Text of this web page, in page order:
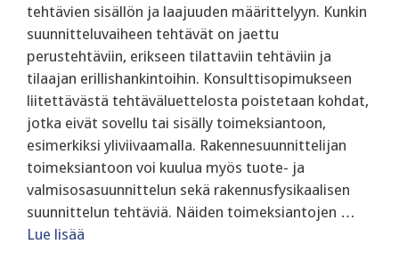
tehtävien sisällön ja laajuuden määrittelyyn. Kunkin
suunnitteluvaiheen tehtävät on jaettu
perustehtäviin, erikseen tilattaviin tehtäviin ja
tilaajan erillishankintoihin. Konsulttisopimukseen
liitettävästä tehtäväluettelosta poistetaan kohdat,
jotka eivät sovellu tai sisälly toimeksiantoon,
esimerkiksi yliviivaamalla. Rakennesuunnittelijan
toimeksiantoon voi kuulua myös tuote- ja
valmisosasuunnittelun sekä rakennusfysikaalisen
suunnittelun tehtäviä. Näiden toimeksiantojen …
Lue lisää